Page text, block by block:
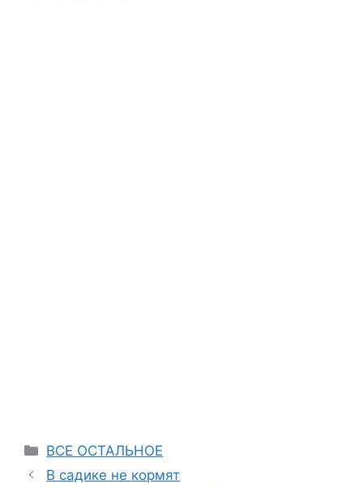
Categories
ВСЕ ОСТАЛЬНОЕ
В садике не кормят